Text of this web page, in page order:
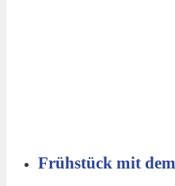
Frühstück mit